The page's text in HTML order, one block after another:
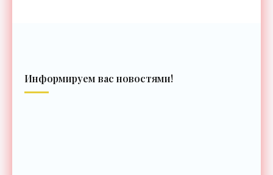
Информируем вас новостями!